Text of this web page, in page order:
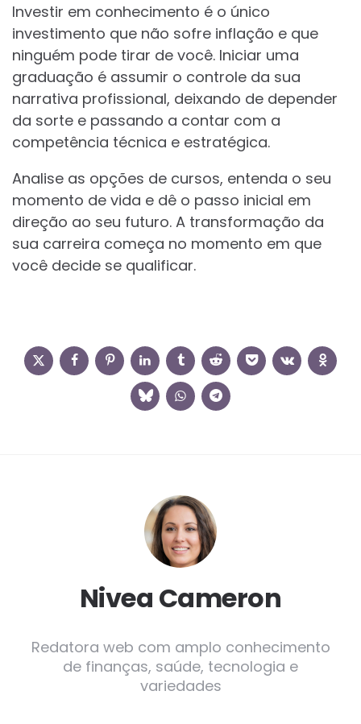
Investir em conhecimento é o único
investimento que não sofre inflação e que
ninguém pode tirar de você. Iniciar uma
graduação é assumir o controle da sua
narrativa profissional, deixando de depender
da sorte e passando a contar com a
competência técnica e estratégica.
Analise as opções de cursos, entenda o seu
momento de vida e dê o passo inicial em
direção ao seu futuro. A transformação da
sua carreira começa no momento em que
você decide se qualificar.
Nivea Cameron
Redatora web com amplo conhecimento
de finanças, saúde, tecnologia e
variedades